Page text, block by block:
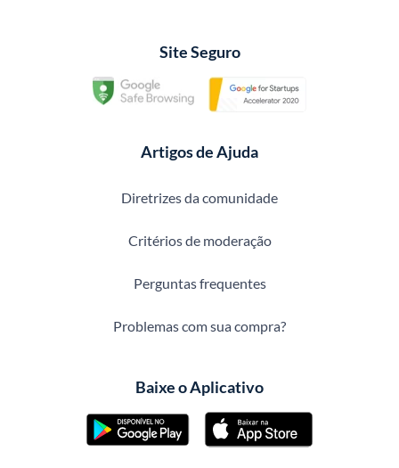
Site Seguro
Artigos de Ajuda
Diretrizes da comunidade
Critérios de moderação
Perguntas frequentes
Problemas com sua compra?
Baixe o Aplicativo